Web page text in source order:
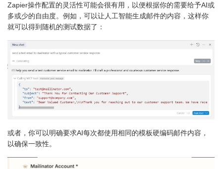
Zapier操作配置的灵活性可能会很有用，以便根据你的需要给予AI或
多或少的自由度。例如，可以让人工智能生成邮件的内容，这样你
就可以得到随机的测试数据了：
或者，你可以明确要求AI每次都使用相同的模板硬编码邮件内容，
以确保一致性。